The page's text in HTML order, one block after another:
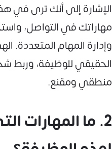
الإشارة إلى أنك ترى في
مهاراتك في التواصل،
وإدارة المهام المتعددة.
الحقيقي للوظيفة، وربط
منطقي ومقنع.
2. ما المهارات